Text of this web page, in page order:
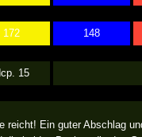
172 148
15
reicht! Ein guter Abschlag